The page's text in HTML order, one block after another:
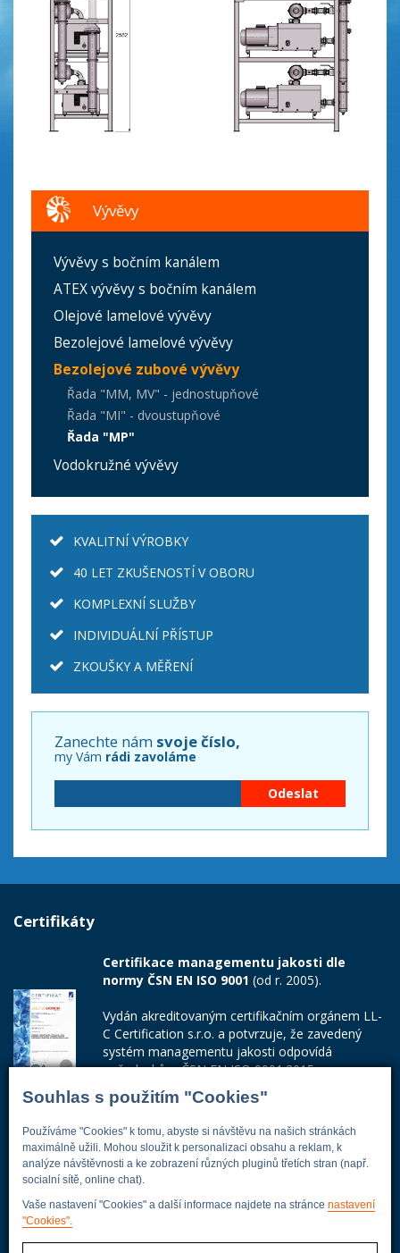
Souhlas s použitím "Cookies"
Používáme "Cookies" k tomu, abyste si návštěvu na našich stránkách
maximálně užili. Mohou sloužit k personalizaci obsahu a reklam, k
analýze návštěvnosti a ke zobrazení různých pluginů třetích stran (např.
socialní sítě, online chat).
Vaše nastavení "Cookies" a další informace najdete na stránce nastavení
"Cookies".
Vývěvy
Vývěvy s bočním kanálem
ATEX vývěvy s bočním kanálem
Olejové lamelové vývěvy
Bezolejové lamelové vývěvy
Bezolejové zubové vývěvy
Řada "MM, MV" - jednostupňové
Řada "MI" - dvoustupňové
Řada "MP"
Vodokružné vývěvy
KVALITNÍ VÝROBKY
40 LET ZKUŠENOSTÍ V OBORU
KOMPLEXNÍ SLUŽBY
INDIVIDUÁLNÍ PŘÍSTUP
ZKOUŠKY A MĚŘENÍ
Zanechte nám svoje číslo,
my Vám rádi zavoláme
Certifikáty
Certifikace managementu jakosti dle
normy ČSN EN ISO 9001 (od r. 2005).
Vydán akreditovaným certifikačním orgánem LL-
C Certification s.r.o. a potvrzuje, že zavedený
systém managementu jakosti odpovídá
požadavkům ČSN EN ISO 9001:2015.
Číslo certifikátu: 42014103
Adresa firmy
Energoekonom
Wolkerova 433